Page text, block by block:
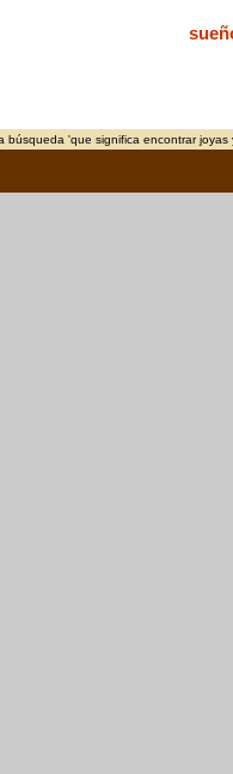
búsqueda 'que significa encontrar joyas